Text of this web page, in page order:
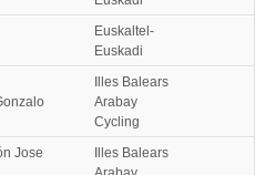
Euskaltel-
Euskadi
Illes Balears
Arabay
Cycling
Jose
Illes Balears